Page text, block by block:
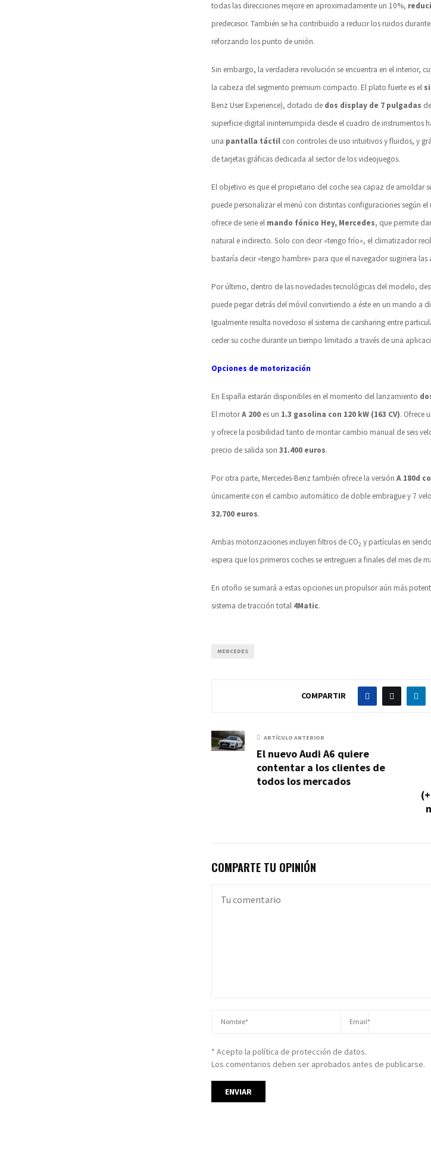
todas las direcciones mejore en aproximadamente un 10%,
predecesor. También se ha contribuido a reducir los ruidos
reforzando los punto de unión.
Sin embargo, la verdadera revolución se encuentra en el interior,
la cabeza del segmento premium compacto. El plato fuerte es el
Benz User Experience), dotado de dos display de 7 pulgadas
superficie digital ininterrumpida desde el cuadro de instrumentos
una pantalla táctil con controles de uso intuitivos y fluidos, y
de tarjetas gráficas dedicada al sector de los videojuegos.
El objetivo es que el propietario del coche sea capaz de amoldar
puede personalizar el menú con distintas configuraciones según
ofrece de serie el mando fónico Hey, Mercedes, que permite
natural e indirecto. Solo con decir «tengo frío», el climatizador
bastaría decir «tengo hambre» para que el navegador sugiriera las
Por último, dentro de las novedades tecnológicas del modelo,
puede pegar detrás del móvil convirtiendo a éste en un mando a
Igualmente resulta novedoso el sistema de carsharing entre
ceder su coche durante un tiempo limitado a través de una
Opciones de motorización
En España estarán disponibles en el momento del lanzamiento
El motorA 200 es un 1.3 gasolina con 120 kW (163 CV). Ofrece
y ofrece la posibilidad tanto de montar cambio manual de seis
precio de salida son 31.400 euros.
Por otra parte, Mercedes-Benz también ofrece la versión A 180d
únicamente con el cambio automático de doble embrague y 7
32.700 euros.
Ambas motorizaciones incluyen filtros de CO2 y partículas en
espera que los primeros coches se entreguen a finales del mes de
En otoño se sumará a estas opciones un propulsor aún más
sistema de tracción total 4Matic.
MERCEDES
COMPARTIR
ARTÍCULO ANTERIOR
El nuevo Audi A6 quiere
contentar a los clientes de
todos los mercados
COMPARTE TU OPINIÓN
* Acepto la política de protección de datos.
Los comentarios deben ser aprobados antes de publicarse.